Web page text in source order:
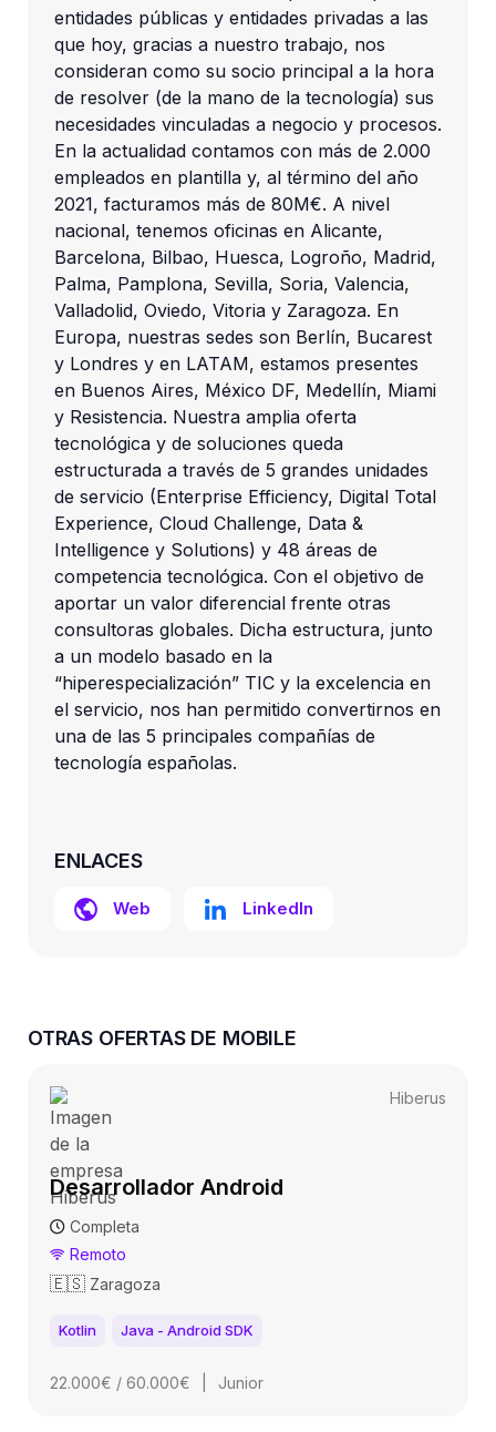
entidades públicas y entidades privadas a las
que hoy, gracias a nuestro trabajo, nos
consideran como su socio principal a la hora
de resolver (de la mano de la tecnología) sus
necesidades vinculadas a negocio y procesos.
En la actualidad contamos con más de 2.000
empleados en plantilla y, al término del año
2021, facturamos más de 80M€. A nivel
nacional, tenemos oficinas en Alicante,
Barcelona, Bilbao, Huesca, Logroño, Madrid,
Palma, Pamplona, Sevilla, Soria, Valencia,
Valladolid, Oviedo, Vitoria y Zaragoza. En
Europa, nuestras sedes son Berlín, Bucarest
y Londres y en LATAM, estamos presentes
en Buenos Aires, México DF, Medellín, Miami
y Resistencia. Nuestra amplia oferta
tecnológica y de soluciones queda
estructurada a través de 5 grandes unidades
de servicio (Enterprise Efficiency, Digital Total
Experience, Cloud Challenge, Data &
Intelligence y Solutions) y 48 áreas de
competencia tecnológica. Con el objetivo de
aportar un valor diferencial frente otras
consultoras globales. Dicha estructura, junto
a un modelo basado en la
“hiperespecialización” TIC y la excelencia en
el servicio, nos han permitido convertirnos en
una de las 5 principales compañías de
tecnología españolas.
ENLACES
Web LinkedIn
OTRAS OFERTAS DE MOBILE
Hiberus
Desarrollador Android
Completa
Remoto
🇪🇸 Zaragoza
Kotlin Java - Android SDK
22.000€ / 60.000€ Junior